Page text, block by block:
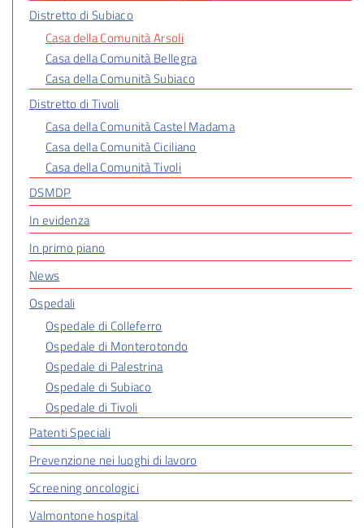
Distretto di Subiaco
Casa della Comunità Arsoli
Casa della Comunità Bellegra
Casa della Comunità Subiaco
Distretto di Tivoli
Casa della Comunità Castel Madama
Casa della Comunità Ciciliano
Casa della Comunità Tivoli
DSMDP
In evidenza
In primo piano
News
Ospedali
Ospedale di Colleferro
Ospedale di Monterotondo
Ospedale di Palestrina
Ospedale di Subiaco
Ospedale di Tivoli
Patenti Speciali
Prevenzione nei luoghi di lavoro
Screening oncologici
Valmontone hospital